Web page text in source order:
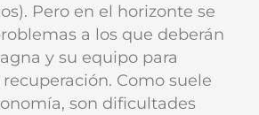
Pero en el horizonte se
a los que deberán
y su equipo para
Como suele
son dificultades